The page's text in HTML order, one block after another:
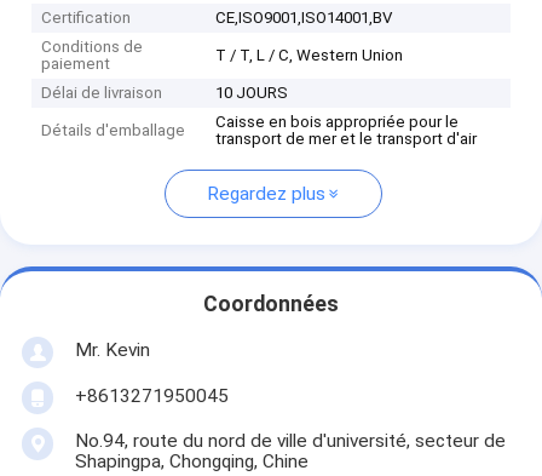
Certification
CE,ISO9001,ISO14001,BV
Conditions de
paiement
T / T, L / C, Western Union
Délai de livraison 10 JOURS
Détails d'emballage
Caisse en bois appropriée pour le
transport de mer et le transport d'air
Regardez plus
Coordonnées
Mr. Kevin
+8613271950045
No.94, route du nord de ville d'université, secteur de
Shapingpa, Chongqing, Chine